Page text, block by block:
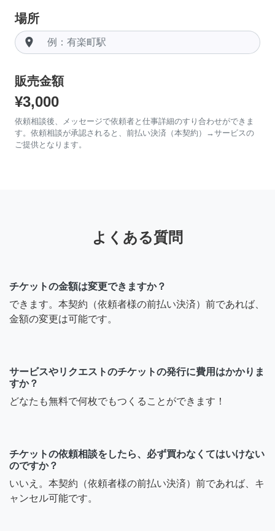
場所
room
販売金額
¥3,000
依頼相談後、メッセージで依頼者と仕事詳細のすり合わせができま
す。依頼相談が承認されると、前払い決済（本契約）→サービスの
ご提供となります。
よくある質問
チケットの金額は変更できますか？
できます。本契約（依頼者様の前払い決済）前であれば、
金額の変更は可能です。
サービスやリクエストのチケットの発行に費用はかかりま
すか？
どなたも無料で何枚でもつくることができます！
チケットの依頼相談をしたら、必ず買わなくてはいけない
のですか？
いいえ。本契約（依頼者様の前払い決済）前であれば、キ
ャンセル可能です。